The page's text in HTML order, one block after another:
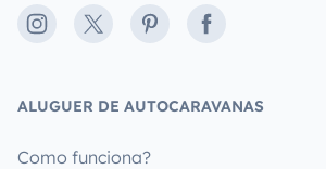
Instagram
X PinterestFacebook
ALUGUER DE AUTOCARAVANAS
Como funciona?